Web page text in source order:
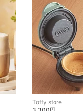
Toffy store